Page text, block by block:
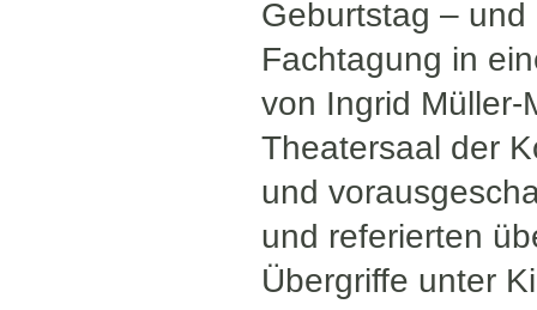
Geburtstag –
Fachtagung in
von Ingrid Müller-
Theatersaal der
und
und referierten
Übergriffe unter